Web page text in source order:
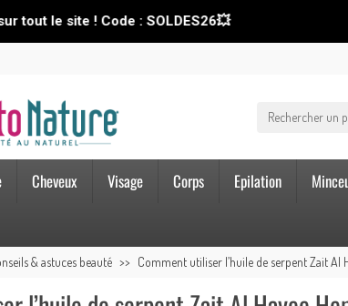
! Code : SOLDES26💥 📢
Cheveux Visage Corps Epilation
& astuces beauté Comment utiliser l’huile de serpent Zait Al